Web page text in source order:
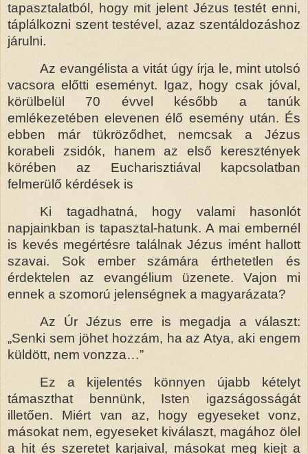
tapasztalatból, hogy mit jelent Jézus testét enni,
táplálkozni szent testével, azaz szentáldozáshoz
járulni.
Az evangélista a vitát úgy írja le, mint utolsó
vacsora előtti eseményt. Igaz, hogy csak jóval,
körülbelül 70 évvel később a tanúk
emlékezetében elevenen élő esemény után. És
ebben már tükröződhet, nemcsak a Jézus
korabeli zsidók, hanem az első keresztények
körében az Eucharisztiával kapcsolatban
felmerülő kérdések is
Ki tagadhatná, hogy valami hasonlót
napjainkban is tapasztal-hatunk. A mai embernél
is kevés megértésre találnak Jézus imént hallott
szavai. Sok ember számára érthetetlen és
érdektelen az evangélium üzenete. Vajon mi
ennek a szomorú jelenségnek a magyarázata?
Az Úr Jézus erre is megadja a választ:
„Senki sem jöhet hozzám, ha az Atya, aki engem
küldött, nem vonzza…”
Ez a kijelentés könnyen újabb kételyt
támaszthat bennünk, Isten igazságosságát
illetően. Miért van az, hogy egyeseket vonz,
másokat nem, egyeseket kiválaszt, magához ölel
a hit és szeretet karjaival, másokat meg kiejt a